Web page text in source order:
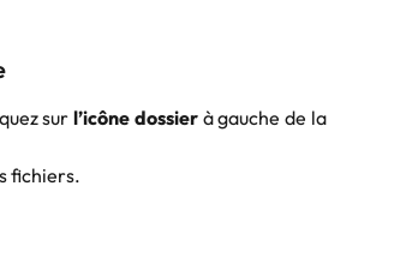
surl’icône dossierà gauche de la
fichiers.